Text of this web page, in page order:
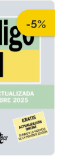
-5%